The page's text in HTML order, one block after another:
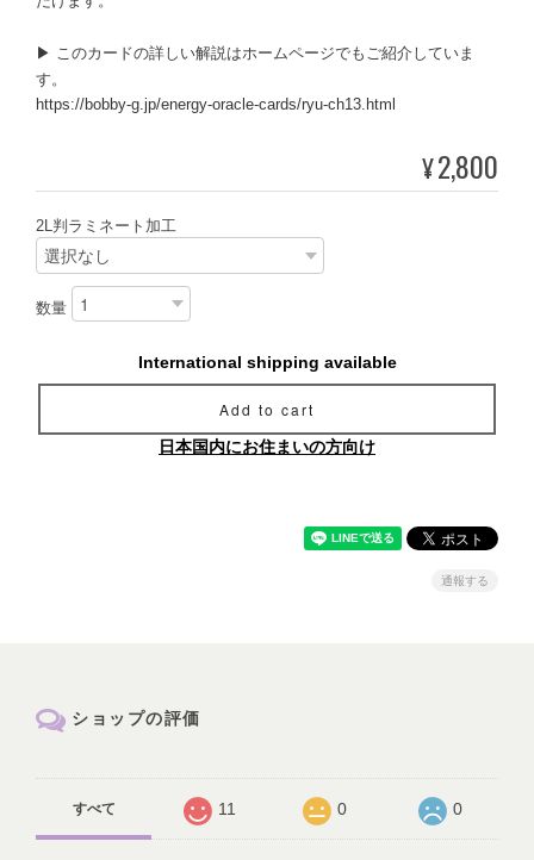
▶ このカードの詳しい解説はホームページでもご紹介していま
す。
https://bobby-g.jp/energy-oracle-cards/ryu-ch13.html
¥2,800
2L判ラミネート加工
数量
International shipping available
Add to cart
日本国内にお住まいの方向け
通報する
ショップの評価
すべて 11 0 0